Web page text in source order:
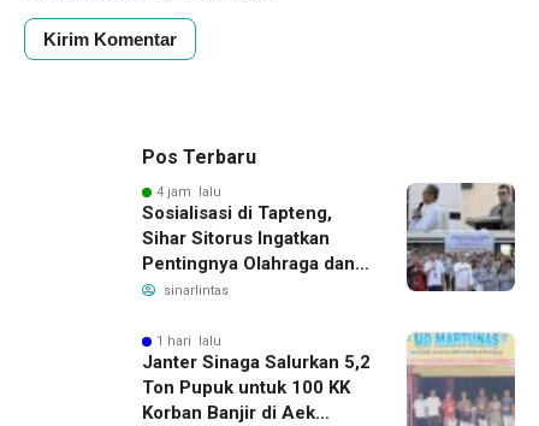
Pos Terbaru
4 jam lalu
Sosialisasi di Tapteng,
Sihar Sitorus Ingatkan
Pentingnya Olahraga dan
Deteksi Dini Penyakit
sinarlintas
1 hari lalu
Janter Sinaga Salurkan 5,2
Ton Pupuk untuk 100 KK
Korban Banjir di Aek